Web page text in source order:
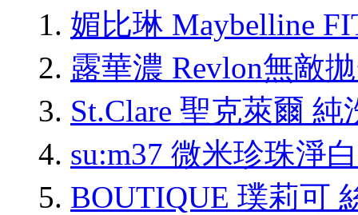
媚比琳 Maybelline
露華濃 Revlon無敵
St.Clare 聖克萊爾
su:m37 微米珍珠淨
BOUTIQUE 璞莉可